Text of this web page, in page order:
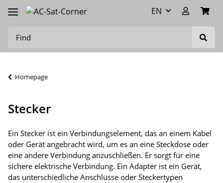
EN
Homepage
Stecker
Ein Stecker ist ein Verbindungselement, das an einem Kabel
oder Gerät angebracht wird, um es an eine Steckdose oder
eine andere Verbindung anzuschließen. Er sorgt für eine
sichere elektrische Verbindung. Ein Adapter ist ein Gerät,
das unterschiedliche Anschlüsse oder Steckertypen